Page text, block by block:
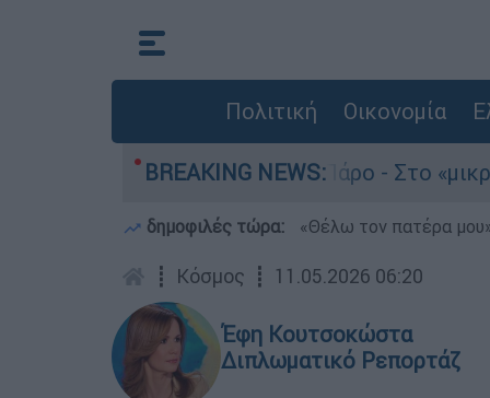
Πολιτική Οικονομία
BREAKING NEWS:
του 4χρονου στην Πάρο - Στο
δημοφιλές τώρα: «Θέλω τον πατέρα
┋ Κόσμος ┋ 11.05.2026 06:20
Έφη Κουτσοκώστα
Διπλωματικό Ρεπορτάζ